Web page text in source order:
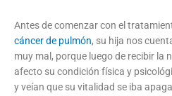
Antes de comenzar con el
cáncer de pulmón, su hija nos
muy mal, porque luego de recibir la
afecto su condición física y
y veían que su vitalidad se iba